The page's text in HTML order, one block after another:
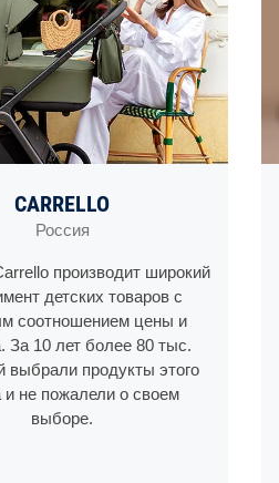
CARRELLO
Россия
производит широкий
детских товаров с
соотношением цены и
За 10 лет более 80 тыс.
выбрали продукты этого
и не пожалели о своем
выборе.